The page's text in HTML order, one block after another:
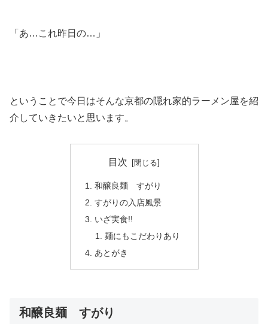
「あ…これ昨日の…」
ということで今日はそんな京都の隠れ家的ラーメン屋を紹
介していきたいと思います。
目次
和醸良麺 すがり
すがりの入店風景
いざ実食!!
麺にもこだわりあり
あとがき
和醸良麺 すがり